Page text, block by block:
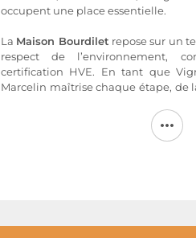
occupent une place essentielle.
La Maison Bourdilet repose sur un
respect de l’environnement,
certification HVE. En tant que
Marcelin maîtrise chaque étape, de